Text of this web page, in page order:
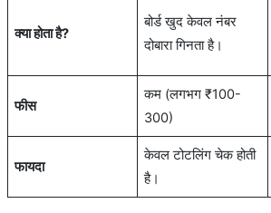
क्या होता है?
बोर्ड खुद केवल नंबर
दोबारा गिनता है।
फीस
कम (लगभग ₹100-
300)
फायदा
केवल टोटलिंग चेक होती
है।